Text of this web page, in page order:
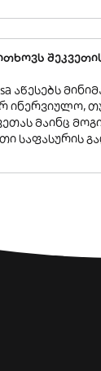
აწესებს
ინერვიულო,
მაინც
საფასურის